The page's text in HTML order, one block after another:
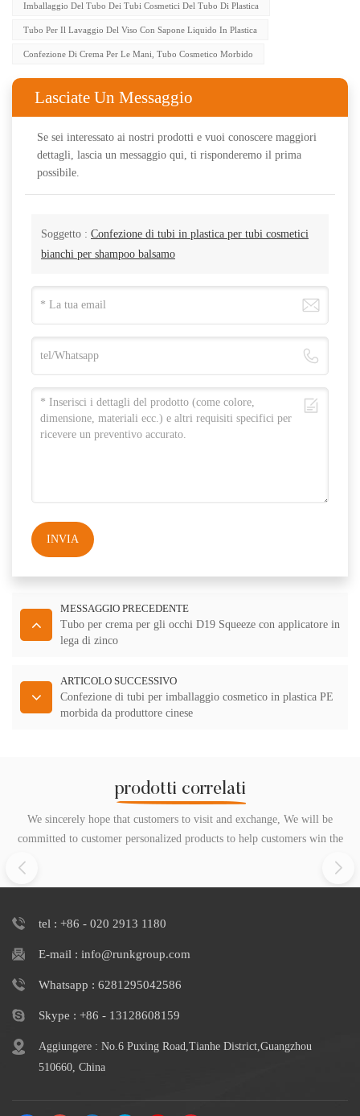
Imballaggio Del Tubo Dei Tubi Cosmetici Del Tubo Di Plastica
Tubo Per Il Lavaggio Del Viso Con Sapone Liquido In Plastica
Confezione Di Crema Per Le Mani, Tubo Cosmetico Morbido
Lasciate Un Messaggio
Se sei interessato ai nostri prodotti e vuoi conoscere maggiori
dettagli, lascia un messaggio qui, ti risponderemo il prima
possibile.
Soggetto : Confezione di tubi in plastica per tubi cosmetici
bianchi per shampoo balsamo
INVIA
MESSAGGIO PRECEDENTE
Tubo per crema per gli occhi D19 Squeeze con applicatore in
lega di zinco
ARTICOLO SUCCESSIVO
Confezione di tubi per imballaggio cosmetico in plastica PE
morbida da produttore cinese
prodotti correlati
We sincerely hope that customers to visit and exchange, We will be
committed to customer personalized products to help customers win the
tel : +86 - 020 2913 1180
E-mail : info@runkgroup.com
Whatsapp : 6281295042586
Skype : +86 - 13128608159
Aggiungere : No.6 Puxing Road,Tianhe District,Guangzhou
510660, China